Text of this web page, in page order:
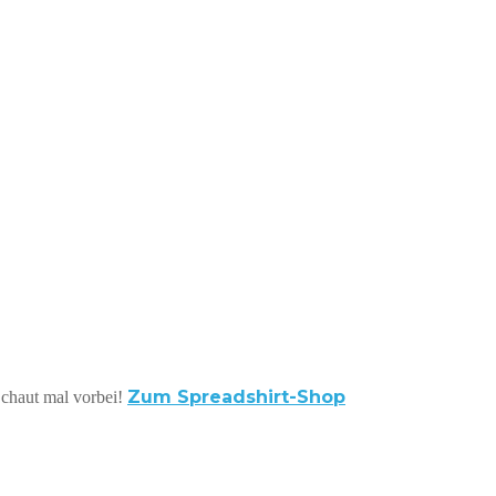
mal vorbei! Zum Spreadshirt-Shop